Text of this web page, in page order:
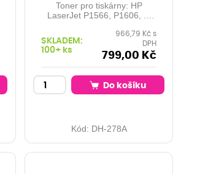
Toner pro tiskárny: HP
LaserJet P1566, P1606, ...
stran při 5% pokrytí Barva:
SKLADEM:
100+ ks
966,79 Kč s
DPH
799,00 Kč
Do košíku
Kód: DH-278A